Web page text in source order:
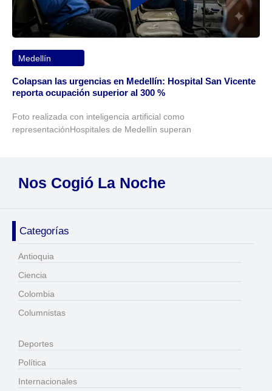
Medellín
Colapsan las urgencias en Medellín: Hospital San Vicente
reporta ocupación superior al 300 %
Foto realizada con inteligencia artificial como
representaciónHospitales de Medellín superan
Nos Cogió La Noche
Categorías
Antioquia
Ciencia
Colombia
Columnistas
Deportes
Política
Internacionales